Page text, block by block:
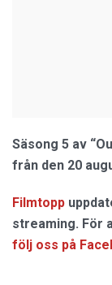
Säsong 5 av
från den 20
Filmtopp
streaming. För
följ oss på